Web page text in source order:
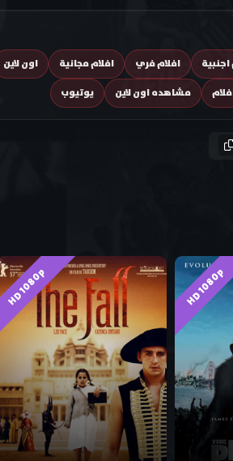
اجنبية افلام فري افلام مجانية اون لاين
مشاهده اون لاين يوتيوب
HD 1080p
HD 1080p